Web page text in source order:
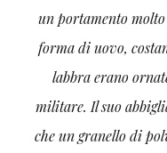
un portamento
forma di uovo,
labbra erano
militare. Il suo
che un granello di